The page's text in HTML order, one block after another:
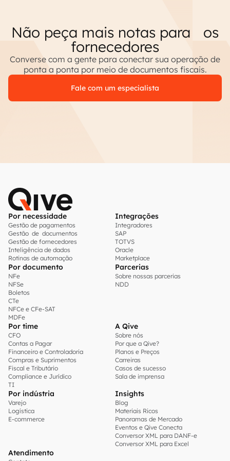
Não peça mais notas para os
fornecedores
Converse com a gente para conectar sua operação de
ponta a ponta por meio de documentos fiscais.
Fale com um especialista
Por necessidade
Gestão de pagamentos
Gestão de documentos
Gestão de fornecedores
Inteligência de dados
Rotinas de automação
Integrações
Integradores
SAP
TOTVS
Oracle
Marketplace
Por documento
NFe
NFSe
Boletos
CTe
NFCe e CFe-SAT
MDFe
Parcerias
Sobre nossas parcerias
NDD
Por time
CFO
Contas a Pagar
Financeiro e Controladoria
Compras e Suprimentos
Fiscal e Tributário
Compliance e Jurídico
TI
A Qive
Sobre nós
Por que a Qive?
Planos e Preços
Carreiras
Casos de sucesso
Sala de imprensa
Por indústria
Varejo
Logística
E-commerce
Insights
Blog
Materiais Ricos
Panoramas de Mercado
Eventos e Qive Conecta
Conversor XML para DANF-e
Conversor XML para Excel
Atendimento